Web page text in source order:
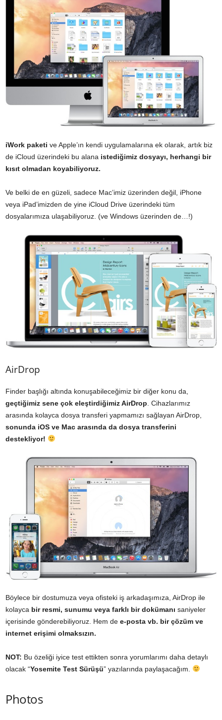
iWork paketi ve Apple’ın kendi uygulamalarına ek olarak, artık biz
de iCloud üzerindeki bu alana istediğimiz dosyayı, herhangi bir
kısıt olmadan koyabiliyoruz.
Ve belki de en güzeli, sadece Mac’imiz üzerinden değil, iPhone
veya iPad’imizden de yine iCloud Drive üzerindeki tüm
dosyalarımıza ulaşabiliyoruz. (ve Windows üzerinden de…!)
AirDrop
Finder başlığı altında konuşabileceğimiz bir diğer konu da,
geçtiğimiz sene çok eleştirdiğimizAirDrop . Cihazlarımız
arasında kolayca dosya transferi yapmamızı sağlayan AirDrop,
sonunda iOS ve Mac arasında da dosya transferini
destekliyor!
Böylece bir dostumuza veya ofisteki iş arkadaşımıza, AirDrop ile
kolayca bir resmi, sunumu veya farklı bir dokümanı saniyeler
içerisinde gönderebiliyoruz. Hem de e-posta vb. bir çözüm ve
internet erişimi olmaksızın.
NOT: Bu özeliği iyice test ettikten sonra yorumlarımı daha detaylı
olacak “Yosemite Test Sürüşü” yazılarında paylaşacağım.
Photos